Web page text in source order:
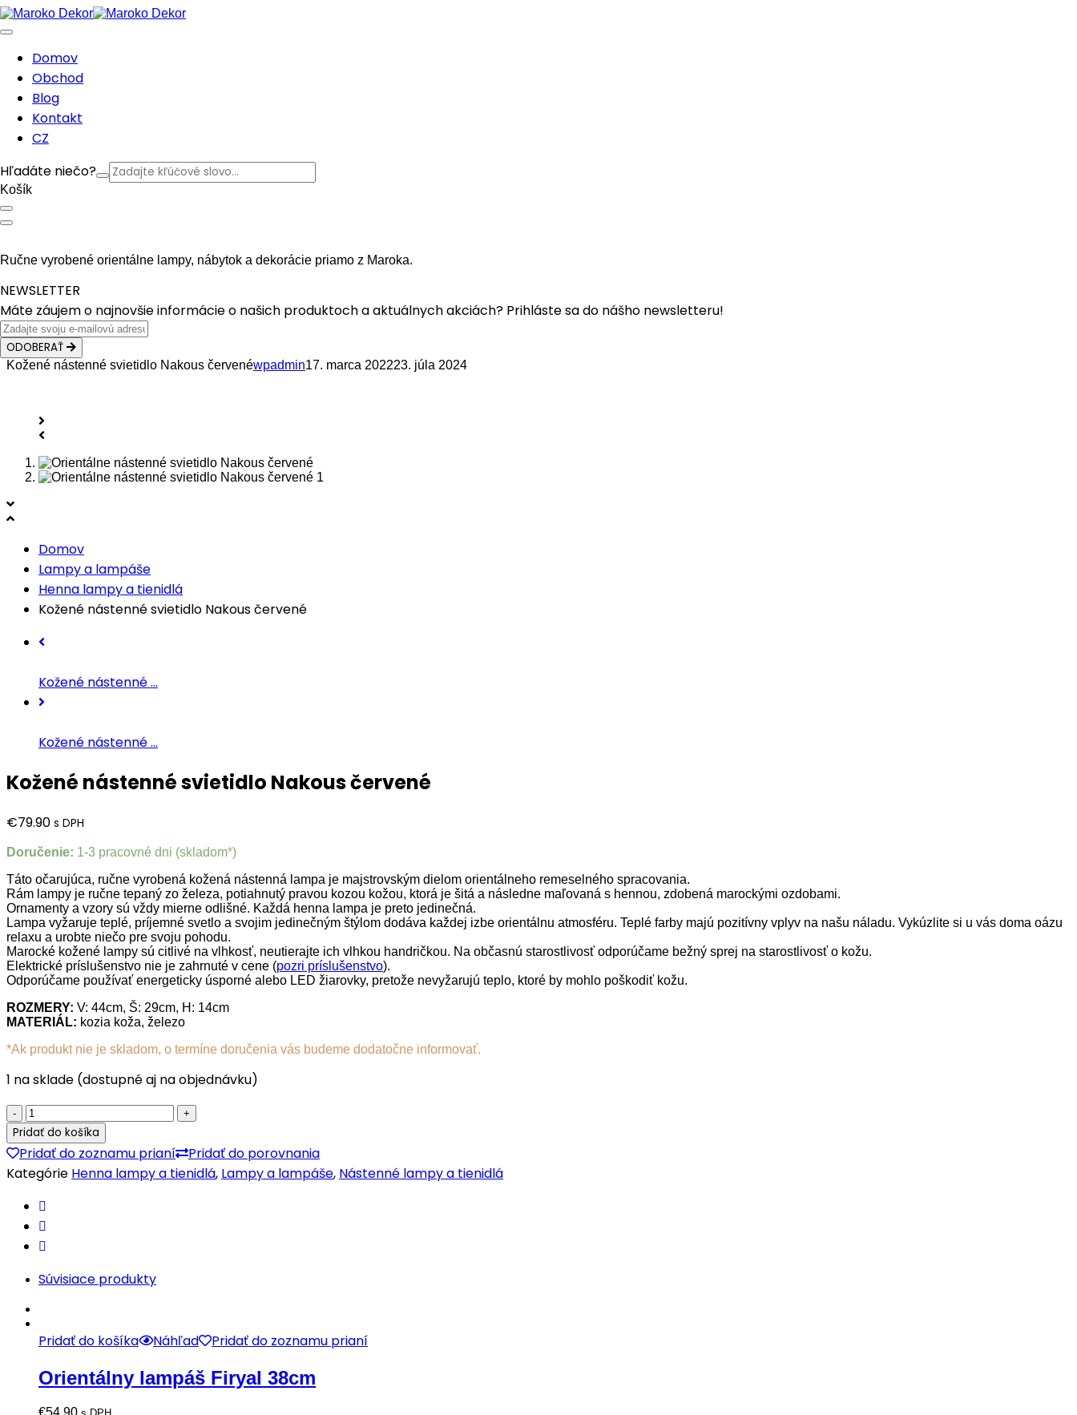
Domov
Obchod
Blog
Kontakt
CZ
Hľadáte niečo?
Košík
Ručne vyrobené orientálne lampy, nábytok a dekorácie priamo z Maroka.
NEWSLETTER
Máte záujem o najnovšie informácie o našich produktoch a aktuálnych akciách? Prihláste sa do nášho newsletteru!
ODOBERAŤ
Kožené nástenné svietidlo Nakous červenéwpadmin17. marca 202223. júla 2024
Domov
Lampy a lampáše
Henna lampy a tienidlá
Kožené nástenné svietidlo Nakous červené
Kožené nástenné ...
Kožené nástenné ...
Kožené nástenné svietidlo Nakous červené
€79.90 s DPH
Doručenie: 1-3 pracovné dni (skladom*)
Táto očarujúca, ručne vyrobená kožená nástenná lampa je majstrovským dielom orientálneho remeselného spracovania.
Rám lampy je ručne tepaný zo železa, potiahnutý pravou kozou kožou, ktorá je šitá a následne maľovaná s hennou, zdobená marockými ozdobami.
Ornamenty a vzory sú vždy mierne odlišné. Každá henna lampa je preto jedinečná.
Lampa vyžaruje teplé, príjemné svetlo a svojim jedinečným štýlom dodáva každej izbe orientálnu atmosféru. Teplé farby majú pozitívny vplyv na našu náladu. Vykúzlite si u vás doma oázu
relaxu a urobte niečo pre svoju pohodu.
Marocké kožené lampy sú citlivé na vlhkosť, neutierajte ich vlhkou handričkou. Na občasnú starostlivosť odporúčame bežný sprej na starostlivosť o kožu.
Elektrické príslušenstvo nie je zahrnuté v cene (pozri príslušenstvo).
Odporúčame používať energeticky úsporné alebo LED žiarovky, pretože nevyžarujú teplo, ktoré by mohlo poškodiť kožu.
ROZMERY: V: 44cm, Š: 29cm, H: 14cm
MATERIÁL: kozia koža, železo
*Ak produkt nie je skladom, o termíne doručenia vás budeme dodatočne informovať.
1 na sklade (dostupné aj na objednávku)
Kožené
nástenné
svietidlo
Nakous
quantity
Pridať do košíka
Pridať do zoznamu prianí
Pridať do porovnania
Kategórie Henna lampy a tienidlá, Lampy a lampáše, Nástenné lampy a tienidlá
Súvisiace produkty
Pridať do košíka Náhľad Pridať do zoznamu prianí
Orientálny lampáš Firyal 38cm
€54.90